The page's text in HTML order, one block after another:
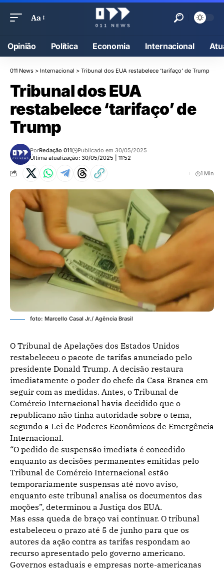
Aa
Opinião Política Economia Internacional
011 News > Internacional > Tribunal dos EUA restabelece ‘tarifaço’ de Trump
Tribunal dos EUA
restabelece ‘tarifaço’ de
Trump
Última atualização: 30/05/2025 | 11:52
PorRedação 011 Publicado em 30/05/2025
1 Min
foto: Marcello Casal Jr./ Agência Brasil
O Tribunal de Apelações dos Estados Unidos
restabeleceu o pacote de tarifas anunciado pelo
presidente Donald Trump. A decisão restaura
imediatamente o poder do chefe da Casa Branca em
seguir com as medidas. Antes, o Tribunal de
Comércio Internacional havia decidido que o
republicano não tinha autoridade sobre o tema,
segundo a Lei de Poderes Econômicos de Emergência
Internacional.
“O pedido de suspensão imediata é concedido
enquanto as decisões permanentes emitidas pelo
Tribunal de Comércio Internacional estão
temporariamente suspensas até novo aviso,
enquanto este tribunal analisa os documentos das
moções”, determinou a Justiça dos EUA.
Mas essa queda de braço vai continuar. O tribunal
estabeleceu o prazo até 5 de junho para que os
autores da ação contra as tarifas respondam ao
recurso apresentado pelo governo americano.
Governos estaduais e empresas norte-americanas